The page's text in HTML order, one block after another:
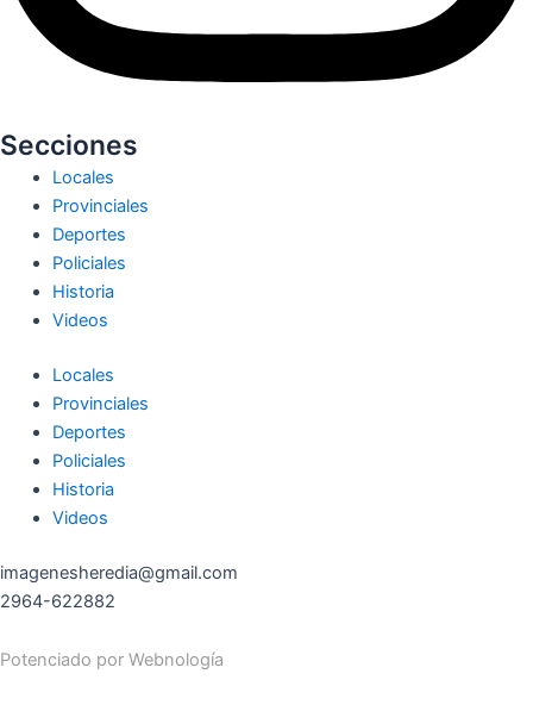
Secciones
Locales
Provinciales
Deportes
Policiales
Historia
Videos
Locales
Provinciales
Deportes
Policiales
Historia
Videos
imagenesheredia@gmail.com
2964-622882
Potenciado por Webnología